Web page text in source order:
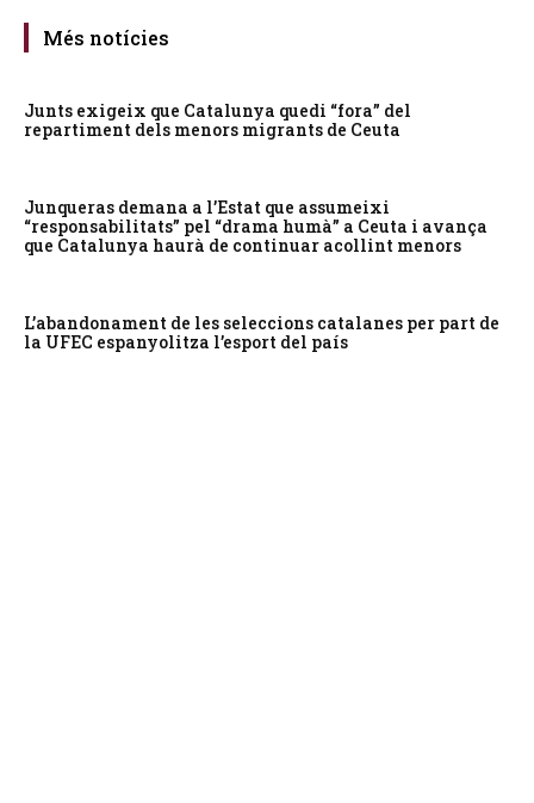
Més notícies
Junts exigeix que Catalunya quedi “fora” del
repartiment dels menors migrants de Ceuta
Junqueras demana a l’Estat que assumeixi
“responsabilitats” pel “drama humà” a Ceuta i avança
que Catalunya haurà de continuar acollint menors
L’abandonament de les seleccions catalanes per part de
la UFEC espanyolitza l’esport del país